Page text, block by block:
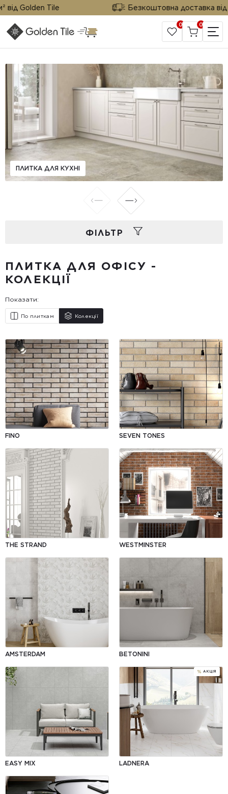
Golden Tile Безкоштовна доставка від
САЙТ КОМПАНІЇ
0 0
ПЛИТКА ДЛЯ КУХНІ
ФIЛЬТР
ПЛИТКА ДЛЯ ОФІСУ -
КОЛЕКЦІЇ
Показати:
По плиткам Колекції
FINO SEVEN TONES
THE STRAND WESTMINSTER
AMSTERDAM BETONINI
EASY MIX LADNERA